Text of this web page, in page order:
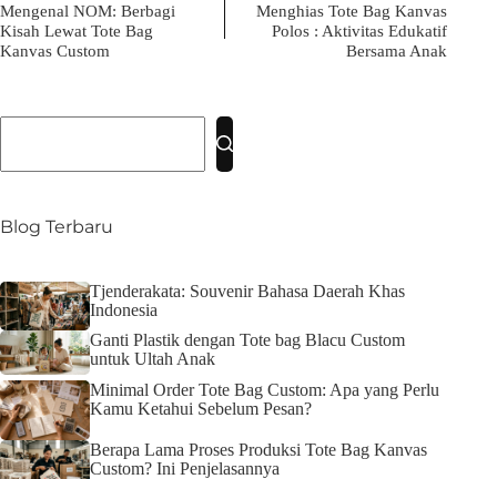
Mengenal NOM: Berbagi
Kisah Lewat Tote Bag
Kanvas Custom
Menghias Tote Bag Kanvas
Polos : Aktivitas Edukatif
Bersama Anak
Blog Terbaru
Tjenderakata: Souvenir Bahasa Daerah Khas
Indonesia
Ganti Plastik dengan Tote bag Blacu Custom
untuk Ultah Anak
Minimal Order Tote Bag Custom: Apa yang Perlu
Kamu Ketahui Sebelum Pesan?
Berapa Lama Proses Produksi Tote Bag Kanvas
Custom? Ini Penjelasannya